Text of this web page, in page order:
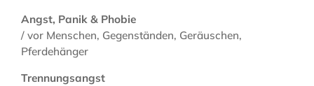
Angst, Panik & Phobie
/ vor Menschen, Gegenständen, Geräuschen,
Pferdehänger
Trennungsangst